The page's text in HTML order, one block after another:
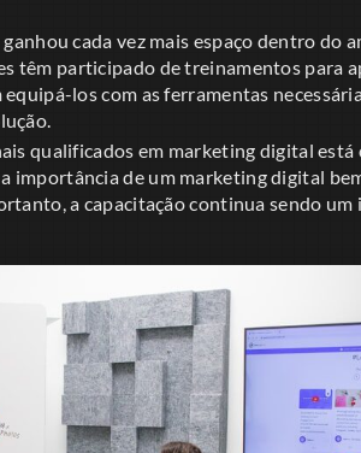
cada vez mais espaço dentro do
têm participado de treinamentos para
equipá-los com as ferramentas
qualificados em marketing digital está
importância de um marketing digital
a capacitação continua sendo um